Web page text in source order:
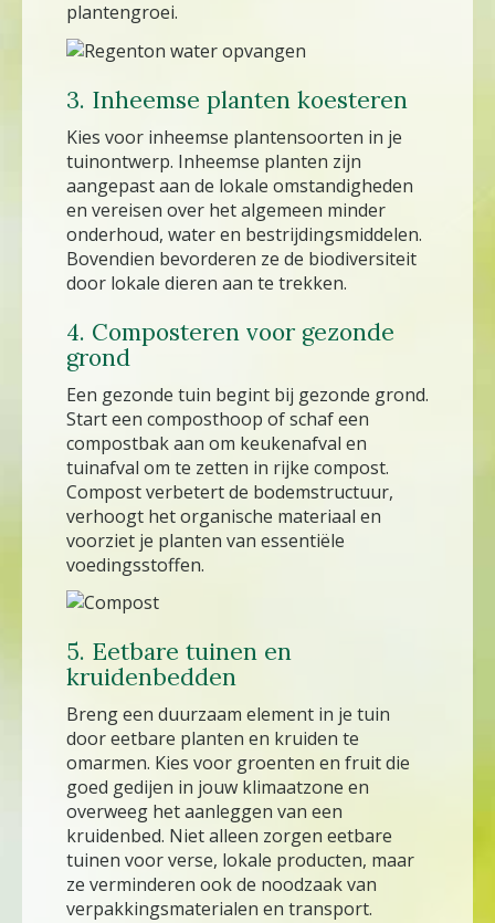
plantengroei.
3. Inheemse planten koesteren
Kies voor inheemse plantensoorten in je
tuinontwerp. Inheemse planten zijn
aangepast aan de lokale omstandigheden
en vereisen over het algemeen minder
onderhoud, water en bestrijdingsmiddelen.
Bovendien bevorderen ze de biodiversiteit
door lokale dieren aan te trekken.
4. Composteren voor gezonde
grond
Een gezonde tuin begint bij gezonde grond.
Start een composthoop of schaf een
compostbak aan om keukenafval en
tuinafval om te zetten in rijke compost.
Compost verbetert de bodemstructuur,
verhoogt het organische materiaal en
voorziet je planten van essentiële
voedingsstoffen.
5. Eetbare tuinen en
kruidenbedden
Breng een duurzaam element in je tuin
door eetbare planten en kruiden te
omarmen. Kies voor groenten en fruit die
goed gedijen in jouw klimaatzone en
overweeg het aanleggen van een
kruidenbed. Niet alleen zorgen eetbare
tuinen voor verse, lokale producten, maar
ze verminderen ook de noodzaak van
verpakkingsmaterialen en transport.